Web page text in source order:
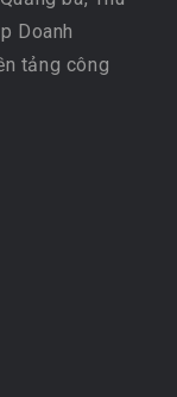
Doanh
tảng công